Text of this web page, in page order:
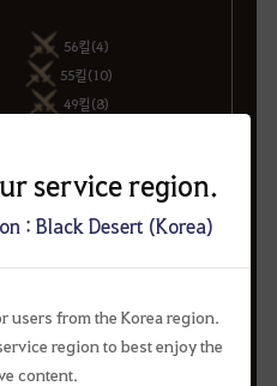
service region.
: Black Desert (Korea)
users from the Korea region.
region to best enjoy the
content.
56킬(4)
55킬(10)
49킬(8)
43킬(8)
42킬(11)